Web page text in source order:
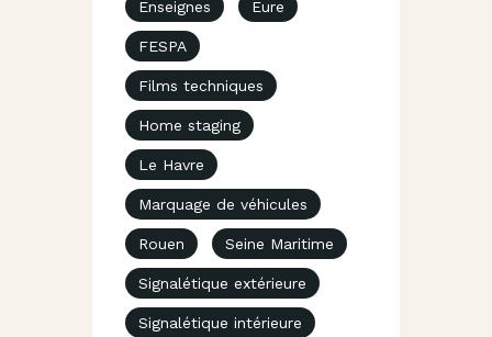
Enseignes Eure
FESPA
Films techniques
Home staging
Le Havre
Marquage de véhicules
Rouen Seine Maritime
Signalétique extérieure
Signalétique intérieure